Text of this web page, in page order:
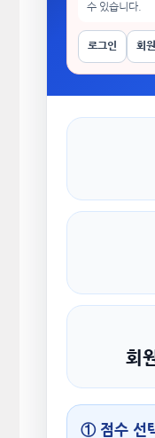
수 있습니다.
로그인 회
회
① 점수 선